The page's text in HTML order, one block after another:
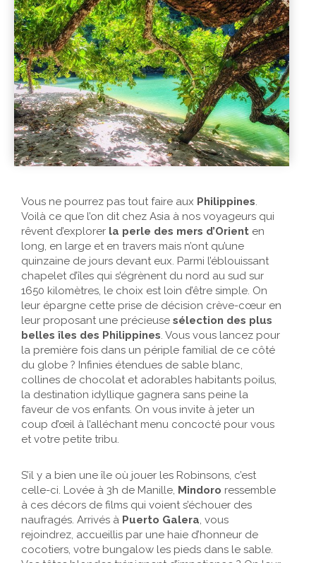
Vous ne pourrez pas tout faire aux Philippines.
Voilà ce que l’on dit chez Asia à nos voyageurs qui
rêvent d’explorer la perle des mers d’Orient en
long, en large et en travers mais n’ont qu’une
quinzaine de jours devant eux. Parmi l’éblouissant
chapelet d’îles qui s’égrènent du nord au sud sur
1650 kilomètres, le choix est loin d’être simple. On
leur épargne cette prise de décision crève-cœur en
leur proposant une précieuse sélection des plus
belles îles des Philippines. Vous vous lancez pour
la première fois dans un périple familial de ce côté
du globe ? Infinies étendues de sable blanc,
collines de chocolat et adorables habitants poilus,
la destination idyllique gagnera sans peine la
faveur de vos enfants. On vous invite à jeter un
coup d’œil à l’alléchant menu concocté pour vous
et votre petite tribu.
S’il y a bien une île où jouer les Robinsons, c’est
celle-ci. Lovée à 3h de Manille, Mindoro ressemble
à ces décors de films qui voient s’échouer des
naufragés. Arrivés à Puerto Galera, vous
rejoindrez, accueillis par une haie d’honneur de
cocotiers, votre bungalow les pieds dans le sable.